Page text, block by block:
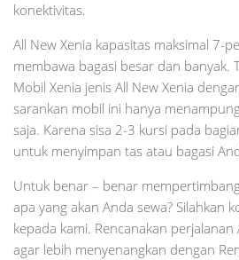
konektivitas.
All New Xenia kapasitas maksimal 7-
membawa bagasi besar dan banyak.
Mobil Xenia jenis All New Xenia
sarankan mobil ini hanya
saja. Karena sisa 2-3 kursi pada
untuk menyimpan tas atau bagasi
Untuk benar – benar
apa yang akan Anda sewa? Silahkan
kepada kami. Rencanakan
agar lebih menyenangkan dengan